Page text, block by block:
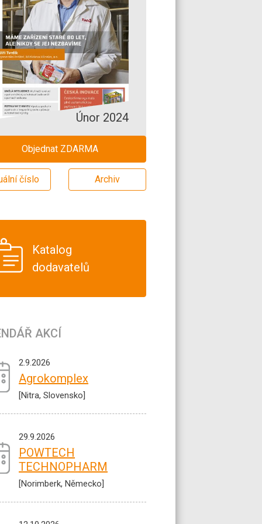
Únor 2024
Objednat ZDARMA
číslo Archiv
Katalog
dodavatelů
AKCÍ
2.9.2026
Agrokomplex
[Nitra, Slovensko]
29.9.2026
POWTECH
TECHNOPHARM
[Norimberk, Německo]